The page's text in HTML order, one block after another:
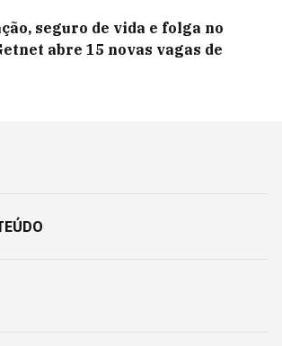
seguro de vida e folga no
abre 15 novas vagas de